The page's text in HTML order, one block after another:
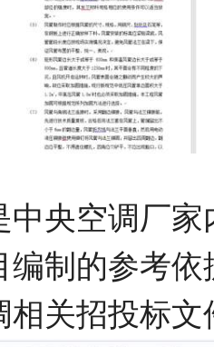
中央空调厂
编制的参考依
相关招投标文